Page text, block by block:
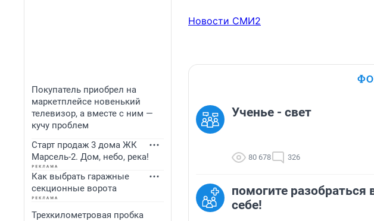
Покупатель приобрел на
маркетплейсе новенький
телевизор, а вместе с ним —
кучу проблем
Старт продаж 3 дома ЖК
Марсель-2. Дом, небо, река!
Как выбрать гаражные
секционные ворота
Трехкилометровая пробка
Новости СМИ2
Ученье - свет
80 678 326
помогите разобраться
себе!